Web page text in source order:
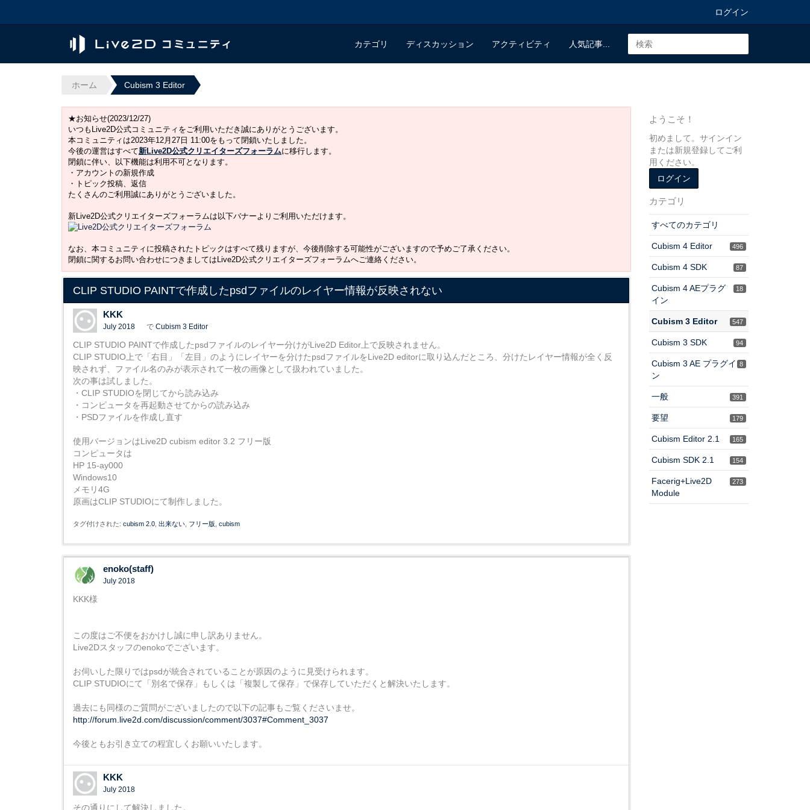
ログイン
カテゴリ ディスカッション アクティビティ 人気記事...
ホーム Cubism 3 Editor
★お知らせ(2023/12/27)
いつもLive2D公式コミュニティをご利用いただき誠にありがとうございます。
本コミュニティは2023年12月27日 11:00をもって閉鎖いたしました。
今後の運営はすべて新Live2D公式クリエイターズフォーラムに移行します。
閉鎖に伴い、以下機能は利用不可となります。
・アカウントの新規作成
・トピック投稿、返信
たくさんのご利用誠にありがとうございました。
新Live2D公式クリエイターズフォーラムは以下バナーよりご利用いただけます。
なお、本コミュニティに投稿されたトピックはすべて残りますが、今後削除する可能性がございますので予めご了承ください。
閉鎖に関するお問い合わせにつきましてはLive2D公式クリエイターズフォーラムへご連絡ください。
CLIP STUDIO PAINTで作成したpsdファイルのレイヤー情報が反映されない
KKK
July 2018 で Cubism 3 Editor
CLIP STUDIO PAINTで作成したpsdファイルのレイヤー分けがLive2D Editor上で反映されません。
CLIP STUDIO上で「右目」「左目」のようにレイヤーを分けたpsdファイルをLive2D editorに取り込んだところ、分けたレイヤー情報が全く反
映されず、ファイル名のみが表示されて一枚の画像として扱われていました。
次の事は試しました。
・CLIP STUDIOを閉じてから読み込み
・コンピュータを再起動させてからの読み込み
・PSDファイルを作成し直す
使用バージョンはLive2D cubism editor 3.2 フリー版
コンピュータは
HP 15-ay000
Windows10
メモリ4G
原画はCLIP STUDIOにて制作しました。
タグ付けされた: cubism 2.0 出来ない フリー版 cubism
enoko(staff)
July 2018
KKK様
この度はご不便をおかけし誠に申し訳ありません。
Live2Dスタッフのenokoでございます。
お伺いした限りではpsdが統合されていることが原因のように見受けられます。
CLIP STUDIOにて「別名で保存」もしくは「複製して保存」で保存していただくと解決いたします。
過去にも同様のご質問がございましたので以下の記事もご覧くださいませ。
http://forum.live2d.com/discussion/comment/3037#Comment_3037
今後ともお引き立ての程宜しくお願いいたします。
KKK
July 2018
その通りにして解決しました。
ようこそ！
初めまして。サインイン
または新規登録してご利
用ください。
ログイン
カテゴリ
すべてのカテゴリ
496
Cubism 4 Editor
87
Cubism 4 SDK
18
Cubism 4 AEプラグ
イン
547
Cubism 3 Editor
94
Cubism 3 SDK
8
Cubism 3 AE プラグイ
ン
391
一般
179
要望
165
Cubism Editor 2.1
154
Cubism SDK 2.1
273
Facerig+Live2D
Module